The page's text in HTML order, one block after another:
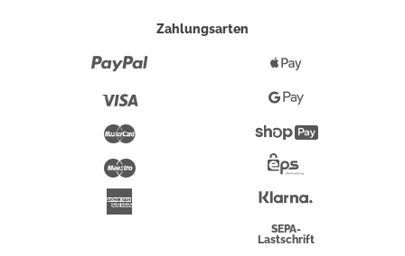
Zahlungsarten
Maestro
Pay
Google
PayShopify
Überweisung
SEPA-
Lastschrift